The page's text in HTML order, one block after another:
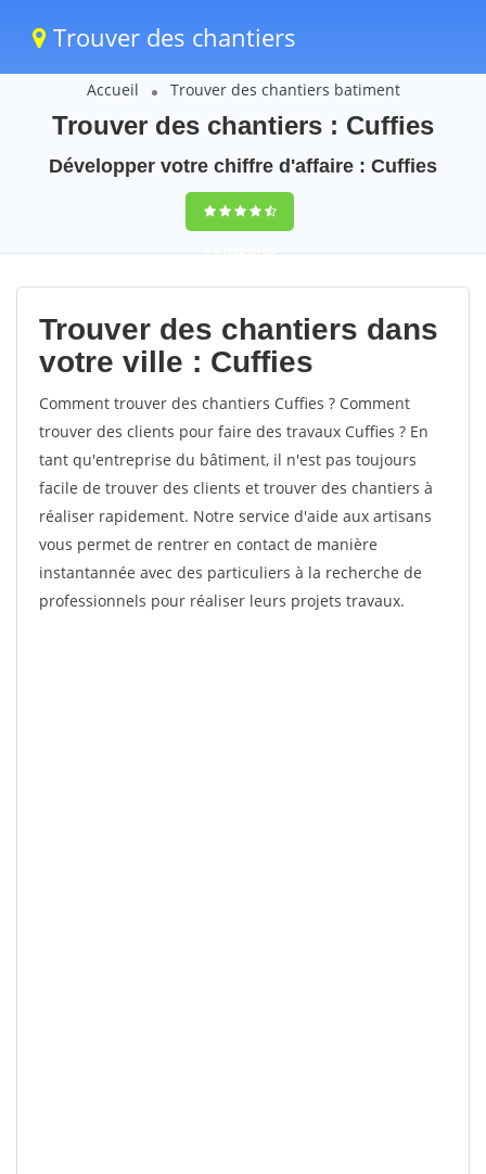
Trouver des chantiers
Accueil Trouver des chantiers batiment
Trouver des chantiers : Cuffies
Développer votre chiffre d'affaire : Cuffies
9,5(100%)40
votes
Trouver des chantiers dans
votre ville : Cuffies
Comment trouver des chantiers Cuffies ? Comment
trouver des clients pour faire des travaux Cuffies ? En
tant qu'entreprise du bâtiment, il n'est pas toujours
facile de trouver des clients et trouver des chantiers à
réaliser rapidement. Notre service d'aide aux artisans
vous permet de rentrer en contact de manière
instantannée avec des particuliers à la recherche de
professionnels pour réaliser leurs projets travaux.